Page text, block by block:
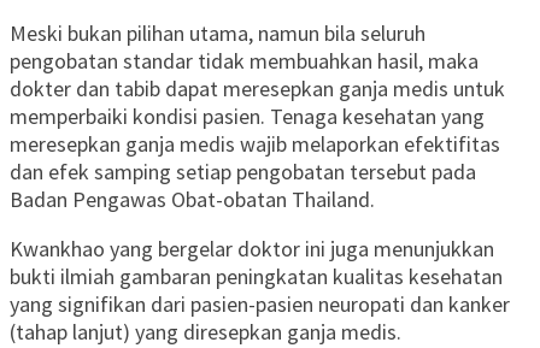
Meski bukan pilihan utama, namun bila seluruh
pengobatan standar tidak membuahkan hasil, maka
dokter dan tabib dapat meresepkan ganja medis untuk
memperbaiki kondisi pasien. Tenaga kesehatan yang
meresepkan ganja medis wajib melaporkan efektifitas
dan efek samping setiap pengobatan tersebut pada
Badan Pengawas Obat-obatan Thailand.
Kwankhao yang bergelar doktor ini juga menunjukkan
bukti ilmiah gambaran peningkatan kualitas kesehatan
yang signifikan dari pasien-pasien neuropati dan kanker
(tahap lanjut) yang diresepkan ganja medis.